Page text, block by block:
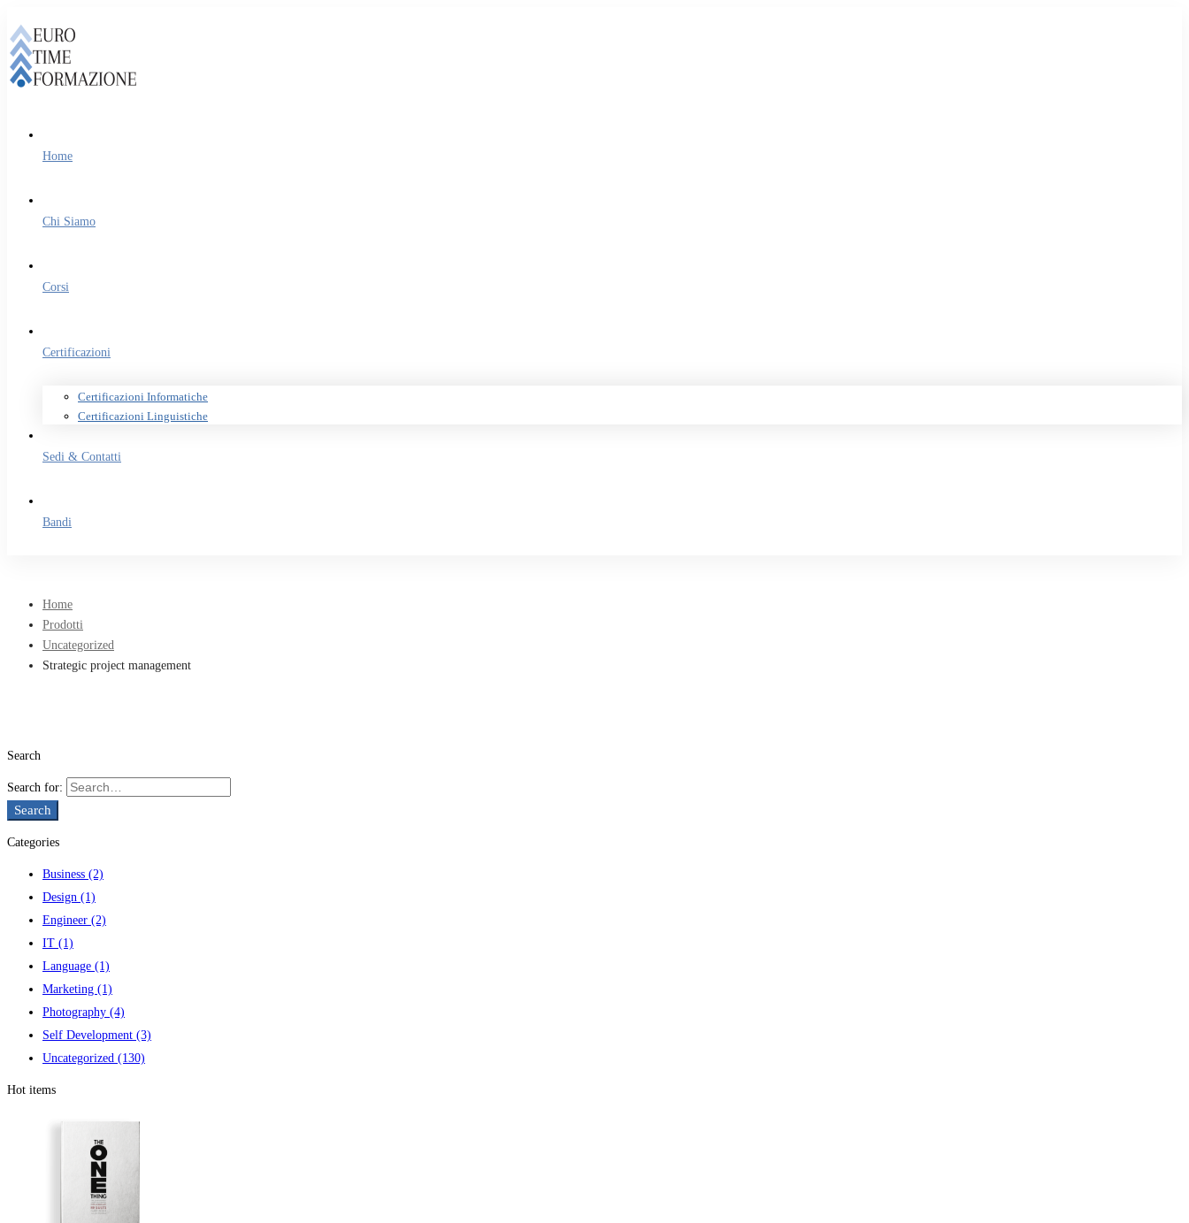
Home
Chi Siamo
Corsi
Certificazioni
Certificazioni Informatiche
Certificazioni Linguistiche
Sedi & Contatti
Bandi
Home
Prodotti
Uncategorized
Strategic project management
Search
Search for:
Search
Categories
Business (2)
Design (1)
Engineer (2)
IT (1)
Language (1)
Marketing (1)
Photography (4)
Self Development (3)
Uncategorized (130)
Hot items